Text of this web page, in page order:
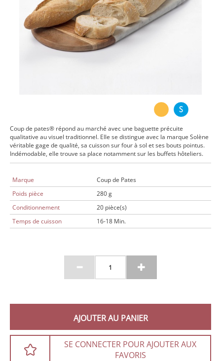
Coup de pates® répond au marché avec une baguette précuite
qualitative au visuel traditionnel. Elle se distingue avec la marque Solène
véritable gage de qualité, sa cuisson sur four à sol et ses bouts pointus.
Indémodable, elle trouve sa place notamment sur les buffets hôteliers.
Marque
Coup de Pates
Poids pièce
280 g
Conditionnement
20 pièce(s)
Temps de cuisson
16-18 Min.
AJOUTER AU PANIER
SE CONNECTER POUR AJOUTER AUX
FAVORIS